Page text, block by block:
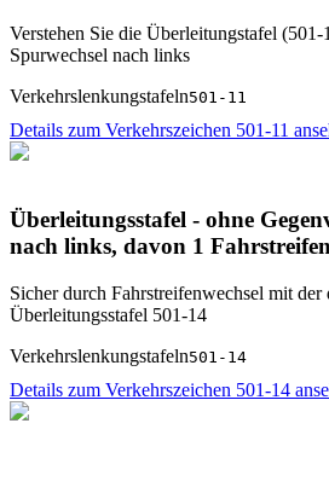
Verstehen Sie die Überleitungstafel (501-
Spurwechsel nach links
Verkehrslenkungstafeln501-11
Details zum Verkehrszeichen 501-11
Überleitungsstafel - ohne
nach links, davon 1
Sicher durch Fahrstreifenwechsel mit der
Überleitungsstafel 501-14
Verkehrslenkungstafeln501-14
Details zum Verkehrszeichen 501-14